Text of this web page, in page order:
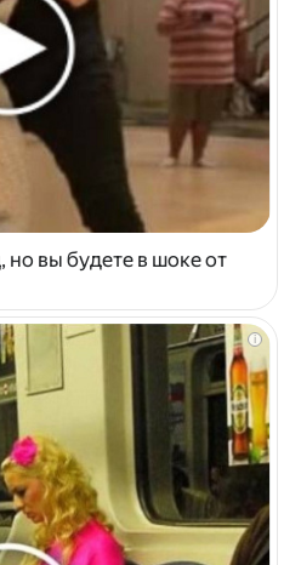
но вы будете в шоке от
i